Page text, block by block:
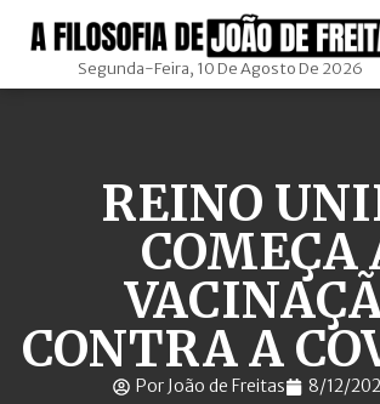
Segunda-Feira, 10 De Agosto De 2026
REINO
COMEÇA
CONTRA A
Por João de Freitas 8/12/